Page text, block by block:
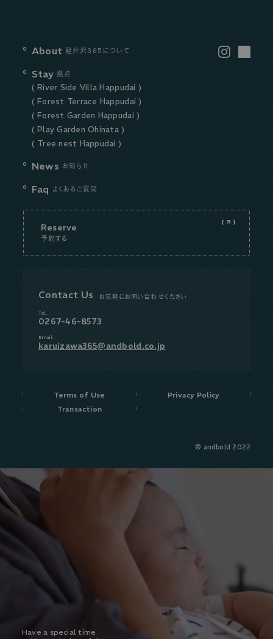
About 軽井沢365について
Stay 拠点
( River Side Villa Happudai )
( Forest Terrace Happudai )
( Forest Garden Happudai )
( Play Garden Ohinata )
( Tree nest Happudai )
News お知らせ
Faq よくあるご質問
Reserve
予約する
Contact Us お気軽にお問い合わせください
Tel.
0267-46-8573
Email.
karuizawa365@andbold.co.jp
Terms of Use
Privacy Policy
Transaction
© andbold 2022
Have a special time